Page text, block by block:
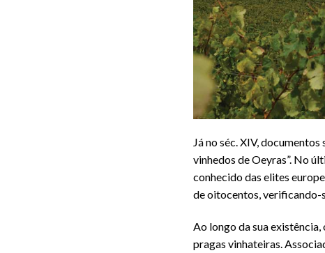
Já no séc. XIV,
vinhedos de Oeyras”. No
conhecido das elites
de oitocentos, verificando-
Ao longo da sua
pragas vinhateiras.